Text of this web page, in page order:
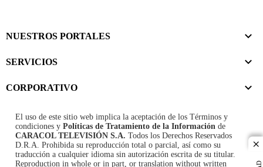
NUESTROS PORTALES
SERVICIOS
CORPORATIVO
El uso de este sitio web implica la aceptación de los Términos y
condiciones y Políticas de Tratamiento de la Información de
CARACOL TELEVISIÓN S.A. Todos los Derechos Reservados
D.R.A. Prohibida su reproducción total o parcial, así como su
traducción a cualquier idioma sin autorización escrita de su titular.
Reproduction in whole or in part, or translation without written